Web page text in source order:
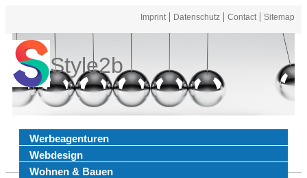
Imprint Datenschutz Contact Sitemap
Style2b
Werbeagenturen
Webdesign
Wohnen & Bauen